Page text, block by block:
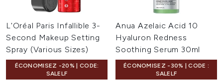
L'Oréal Paris Infallible 3-
Second Makeup Setting
Spray (Various Sizes)
ÉCONOMISEZ -20% | CODE:
SALELF
Anua Azelaic Acid 10
Hyaluron Redness
Soothing Serum 30ml
ÉCONOMISEZ -30% | CODE :
SALELF